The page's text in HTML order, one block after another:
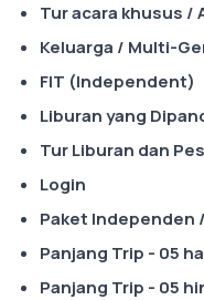
Tur acara khusus /
Keluarga / Multi-
FIT (Independent)
Liburan yang
Tur Liburan dan
Login
Paket Independen
Panjang Trip - 05
Panjang Trip - 05